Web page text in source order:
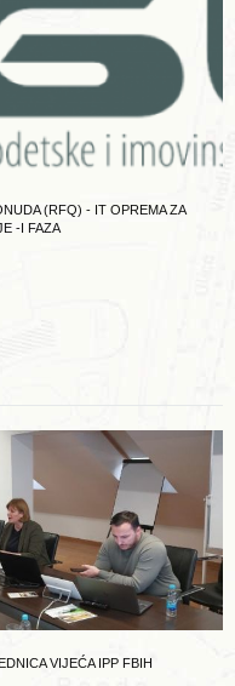
(RFQ) - IT OPREMA ZA
-I FAZA
VIJEĆA IPP FBIH